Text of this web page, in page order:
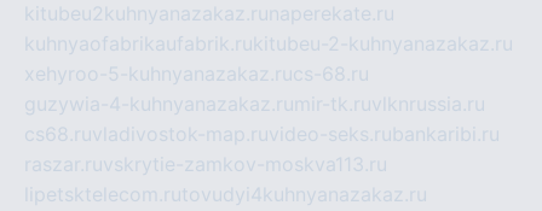
kitubeu2kuhnyanazakaz.ru naperekate.ru
kuhnyaofabrikaufabrik.rukitubeu-2-kuhnyanazakaz.ru
xehyroo-5-kuhnyanazakaz.rucs-68.ru
guzywia-4-kuhnyanazakaz.ru mir-tk.ruvlknrussia.ru
cs68.ruvladivostok-map.ruvideo-seks.rubankaribi.ru
raszar.ruvskrytie-zamkov-moskva113.ru
lipetsktelecom.rutovudyi4kuhnyanazakaz.ru